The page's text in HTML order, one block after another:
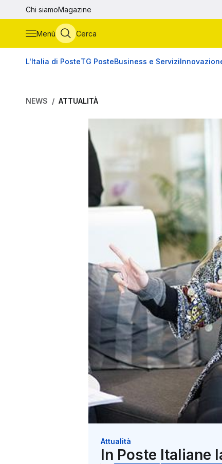
Vai al contenuto principale
Chi siamoMagazine
Menù Cerca
L'Italia di PosteTG PosteBusiness e Servizi
NEWS ATTUALITÀ
Attualità
In Poste Italiane